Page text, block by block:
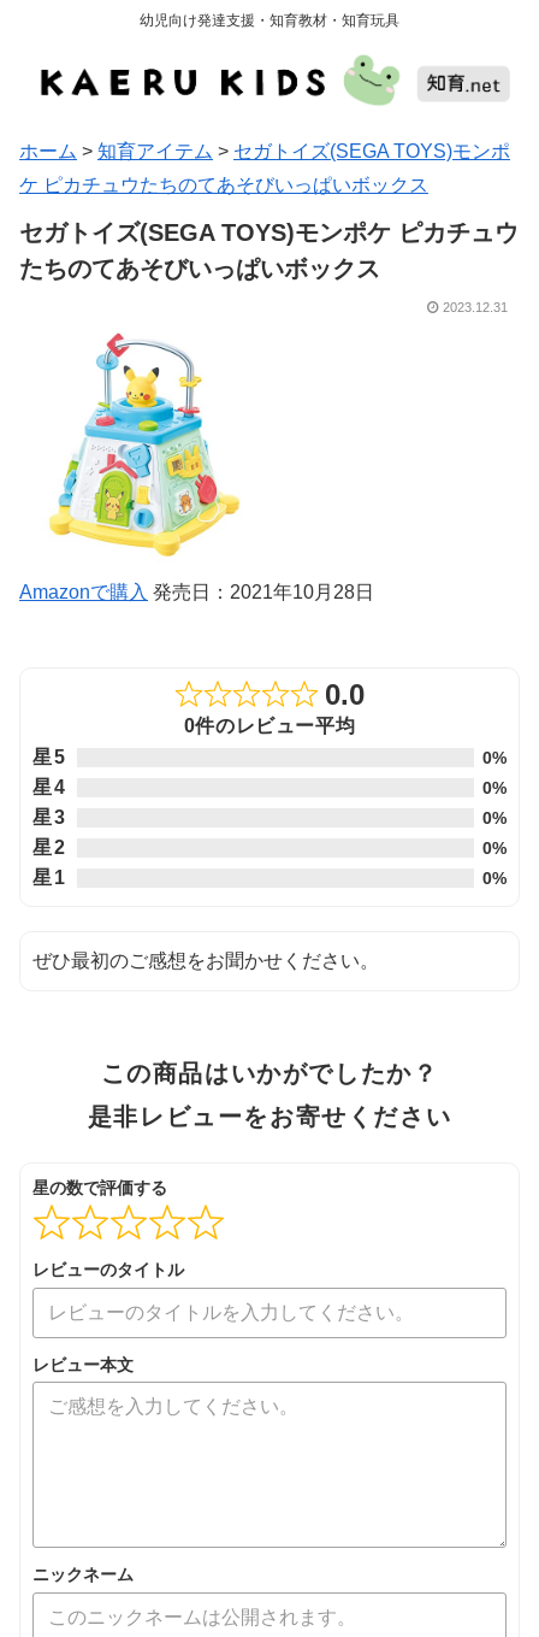
幼児向け発達支援・知育教材・知育玩具
ホーム > 知育アイテム > セガトイズ(SEGA TOYS)モンポ
ケ ピカチュウたちのてあそびいっぱいボックス
セガトイズ(SEGA TOYS)モンポケ ピカチュウ
たちのてあそびいっぱいボックス
2023.12.31
Amazonで購入 発売日：2021年10月28日
Rated
0.0
0件のレビュー平均
星5
0%
星4 0%
星3 0%
星2 0%
星1 0%
ぜひ最初のご感想をお聞かせください。
この商品はいかがでしたか？
是非レビューをお寄せください
星の数で評価する
レビューのタイトル
レビュー本文
ニックネーム